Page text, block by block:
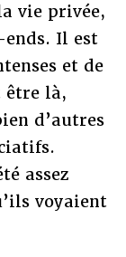
vie privée,
Il est
et de
être là,
d’autres
assez
voyaient